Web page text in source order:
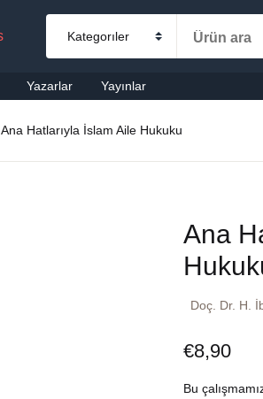
Yazarlar Yayınlar
Başvuru – Kaynak
Ana Hatlarıyla İslam Aile Hukuku
Ana
Doç. Dr. H.
€8,90
Bu